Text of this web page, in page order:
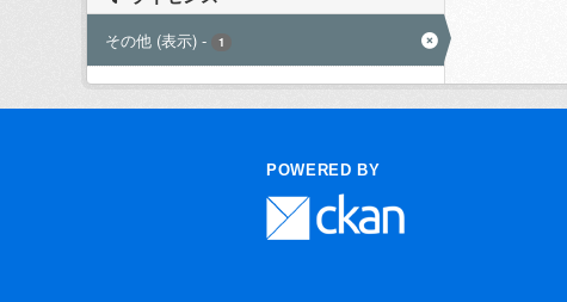
その他 (表示) - 1
POWERED BY